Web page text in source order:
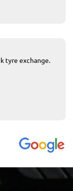
tyre exchange.